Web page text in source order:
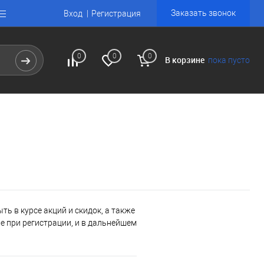
Вход Регистрация Заказать звонок
0 0 0 В корзине пока пусто
в курсе акций и скидок, а также
при регистрации, и в дальнейшем